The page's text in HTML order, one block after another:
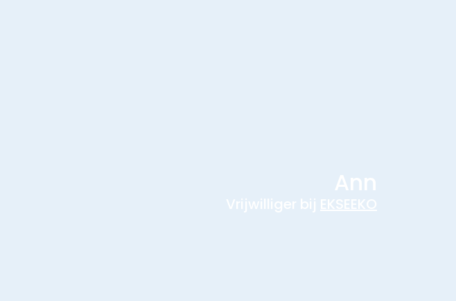
Ann
Vrijwilliger bij EKSEEKO